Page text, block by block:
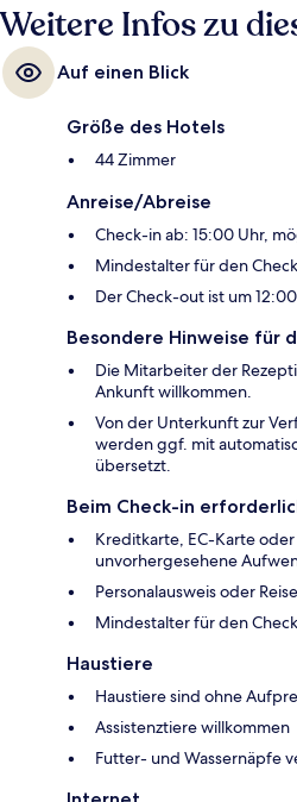
Weitere Infos zu
Auf einen Blick
Größe des Hotels
44 Zimmer
Anreise/Abreise
Check-in ab: 15:00 Uhr,
Mindestalter für den
Der Check-out ist um
Besondere Hinweise für
Die Mitarbeiter der
Ankunft willkommen.
Von der Unterkunft zur
werden ggf. mit
übersetzt.
Beim Check-in
Kreditkarte, EC-Karte
unvorhergesehene
Personalausweis oder
Mindestalter für den
Haustiere
Haustiere sind ohne
Assistenztiere willkommen
Futter- und Wassernäpfe